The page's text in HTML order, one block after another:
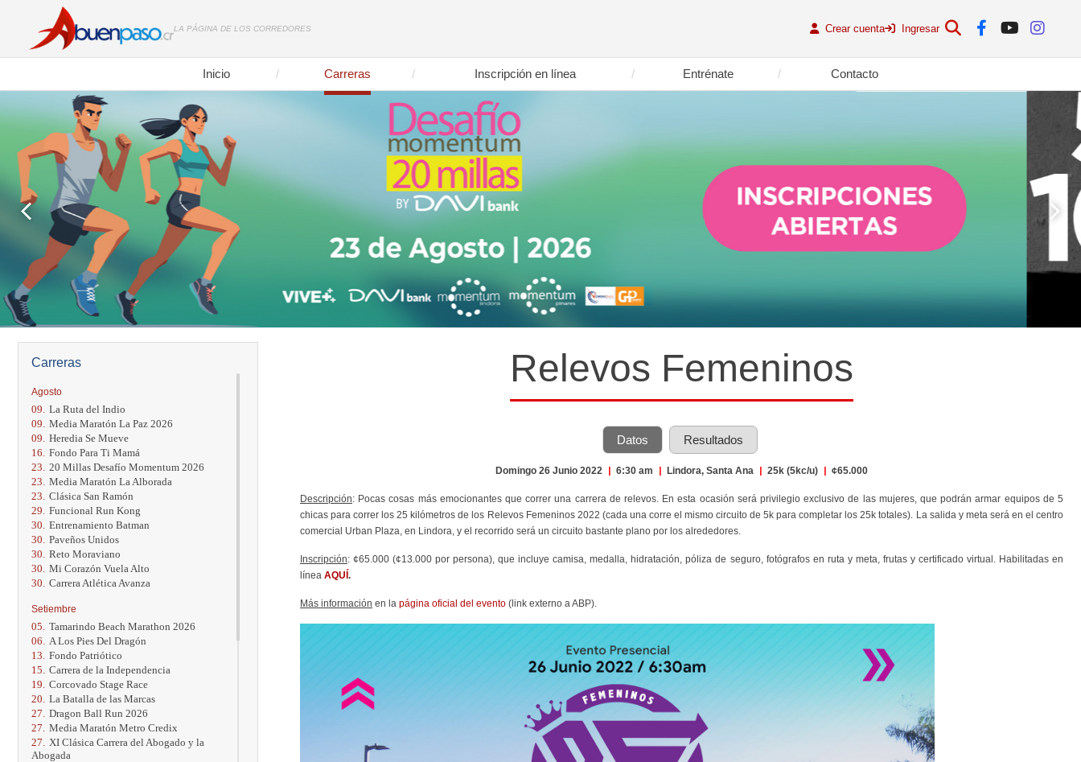
LA PÁGINA DE LOS CORREDORES Crear cuenta Ingresar
Inicio Carreras Inscripción en línea Entrénate Contacto
Carreras
Agosto
09. La Ruta del Indio
09. Media Maratón La Paz 2026
09. Heredia Se Mueve
16. Fondo Para Ti Mamá
23. 20 Millas Desafío Momentum 2026
23. Media Maratón La Alborada
23. Clásica San Ramón
29. Funcional Run Kong
30. Entrenamiento Batman
30. Paveños Unidos
30. Reto Moraviano
30. Mi Corazón Vuela Alto
30. Carrera Atlética Avanza
Setiembre
05. Tamarindo Beach Marathon 2026
06.
A Los Pies Del Dragón
13. Fondo Patriótico
15. Carrera de la Independencia
19. Corcovado Stage Race
20. La Batalla de las Marcas
27. Dragon Ball Run 2026
27. Media Maratón Metro Credix
27.
XI Clásica Carrera del Abogado y la
Abogada
Relevos Femeninos
Datos Resultados
Domingo 26 Junio 2022 | 6:30 am | Lindora, Santa Ana | 25k (5kc/u) | ¢65.000
Descripción: Pocas cosas más emocionantes que correr una carrera de relevos. En esta ocasión será privilegio exclusivo de las mujeres, que podrán armar equipos de 5
chicas para correr los 25 kilómetros de los Relevos Femeninos 2022 (cada una corre el mismo circuito de 5k para completar los 25k totales). La salida y meta será en el centro
comercial Urban Plaza, en Lindora, y el recorrido será un circuito bastante plano por los alrededores.
Inscripción: ¢65.000 (¢13.000 por persona), que incluye camisa, medalla, hidratación, póliza de seguro, fotógrafos en ruta y meta, frutas y certificado virtual. Habilitadas en
línea AQUÍ.
Más información en la página oficial del evento (link externo a ABP).